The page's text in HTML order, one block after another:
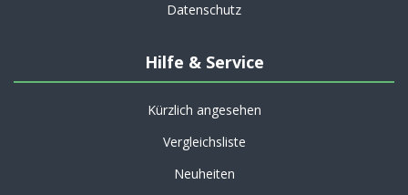
Datenschutz
Hilfe & Service
Kürzlich angesehen
Vergleichsliste
Neuheiten